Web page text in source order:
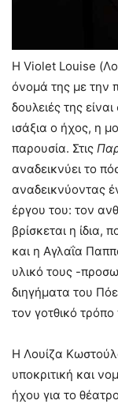
Η Violet Louise
όνομά της με την
δουλειές της
ισάξια ο ήχος, η
παρουσία. Στις
αναδεικνύει το
αναδεικνύοντας
έργου του: τον
βρίσκεται η
και η Αγλαΐα
υλικό τους -
διηγήματα του
τον γοτθικό τρόπο
Η Λουίζα
υποκριτική και
ήχου για το